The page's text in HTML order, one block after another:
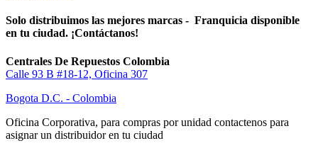
Solo distribuimos las mejores marcas - Franquicia disponible
en tu ciudad. ¡Contáctanos!
Centrales De Repuestos Colombia
Calle 93 B #18-12, Oficina 307
Bogota D.C. - Colombia
Oficina Corporativa, para compras por unidad contactenos para
asignar un distribuidor en tu ciudad